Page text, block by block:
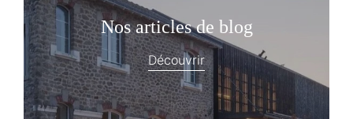
Nos articles de blog
Découvrir